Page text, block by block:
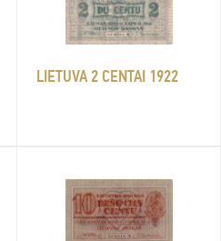
LIETUVA 2 CENTAI 1922